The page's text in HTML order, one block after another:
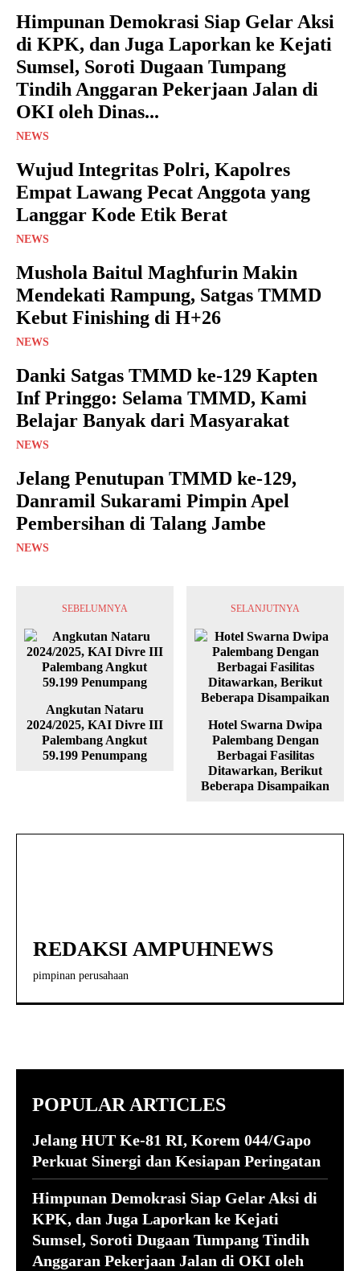
Himpunan Demokrasi Siap Gelar Aksi
di KPK, dan Juga Laporkan ke Kejati
Sumsel, Soroti Dugaan Tumpang
Tindih Anggaran Pekerjaan Jalan di
OKI oleh Dinas...
NEWS
Wujud Integritas Polri, Kapolres
Empat Lawang Pecat Anggota yang
Langgar Kode Etik Berat
NEWS
Mushola Baitul Maghfurin Makin
Mendekati Rampung, Satgas TMMD
Kebut Finishing di H+26
NEWS
Danki Satgas TMMD ke-129 Kapten
Inf Pringgo: Selama TMMD, Kami
Belajar Banyak dari Masyarakat
NEWS
Jelang Penutupan TMMD ke-129,
Danramil Sukarami Pimpin Apel
Pembersihan di Talang Jambe
NEWS
SEBELUMNYA
Angkutan Nataru
2024/2025, KAI Divre III
Palembang Angkut
59.199 Penumpang
SELANJUTNYA
Hotel Swarna Dwipa
Palembang Dengan
Berbagai Fasilitas
Ditawarkan, Berikut
Beberapa Disampaikan
REDAKSI AMPUHNEWS
pimpinan perusahaan
POPULAR ARTICLES
Jelang HUT Ke-81 RI, Korem 044/Gapo
Perkuat Sinergi dan Kesiapan Peringatan
Himpunan Demokrasi Siap Gelar Aksi di
KPK, dan Juga Laporkan ke Kejati
Sumsel, Soroti Dugaan Tumpang Tindih
Anggaran Pekerjaan Jalan di OKI oleh